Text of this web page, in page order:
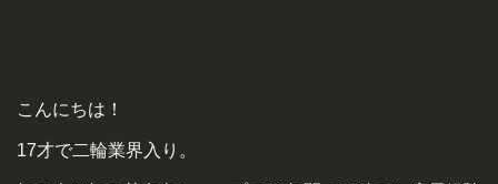
こんにちは！
17才で二輪業界入り。